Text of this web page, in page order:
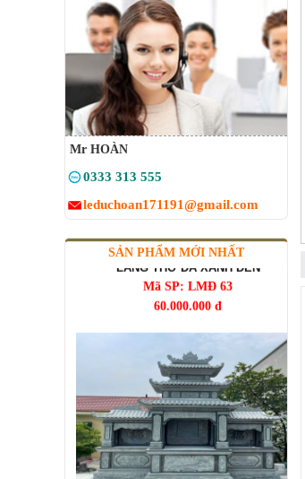
Mr HOÀN
0333 313 555
leduchoan171191@gmail.com
SẢN PHẨM MỚI NHẤT
Mã SP: LMĐ 63
60.000.000 đ